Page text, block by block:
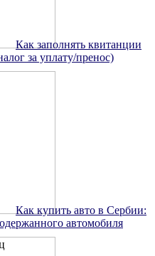
Как заполнять квитанции
за уплату/пренос)
Как купить авто в Сербии:
автомобиля